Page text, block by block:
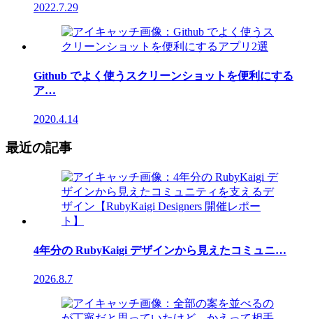
2022.7.29
Github でよく使うスクリーンショットを便利にする
ア…
2020.4.14
最近の記事
4年分の RubyKaigi デザインから見えたコミュニ…
2026.8.7